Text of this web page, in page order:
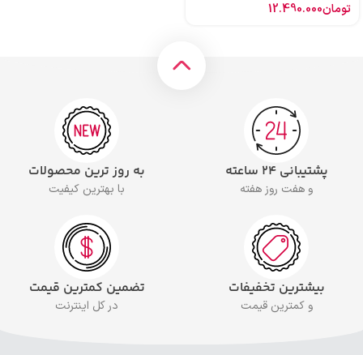
تومان12.490.000
پشتیبانی ۲۴ ساعته
و هفت روز هفته
به روز ترین محصولات
با بهترین کیفیت
بیشترین تخفیفات
و کمترین قیمت
تضمین کمترین قیمت
در کل اینترنت